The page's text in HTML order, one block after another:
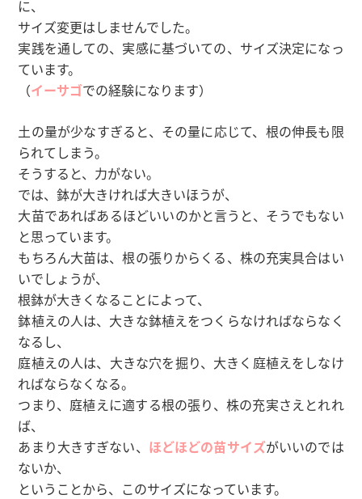
に、
サイズ変更はしませんでした。
実践を通しての、実感に基づいての、サイズ決定になっ
ています。
（イーサゴでの経験になります）
土の量が少なすぎると、その量に応じて、根の伸長も限
られてしまう。
そうすると、力がない。
では、鉢が大きければ大きいほうが、
大苗であればあるほどいいのかと言うと、そうでもない
と思っています。
もちろん大苗は、根の張りからくる、株の充実具合はい
いでしょうが、
根鉢が大きくなることによって、
鉢植えの人は、大きな鉢植えをつくらなければならなく
なるし、
庭植えの人は、大きな穴を掘り、大きく庭植えをしなけ
ればならなくなる。
つまり、庭植えに適する根の張り、株の充実さえとれれ
ば、
あまり大きすぎない、 ほどほどの苗サイズがいいのでは
ないか、
ということから、このサイズになっています。